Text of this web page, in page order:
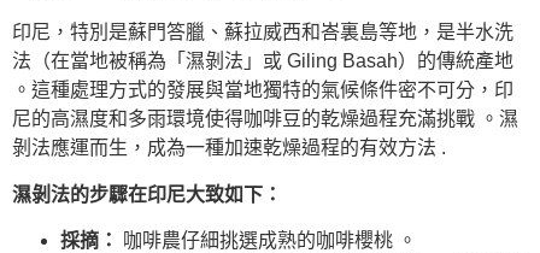
印尼，特別是蘇門答臘、蘇拉威西和峇裏島等地，是半水洗
法（在當地被稱為「濕剝法」或 Giling Basah）的傳統產地
。這種處理方式的發展與當地獨特的氣候條件密不可分，印
尼的高濕度和多雨環境使得咖啡豆的乾燥過程充滿挑戰 。濕
剝法應運而生，成為一種加速乾燥過程的有效方法 .
濕剝法的步驟在印尼大致如下：
採摘：
咖啡農仔細挑選成熟的咖啡櫻桃 。